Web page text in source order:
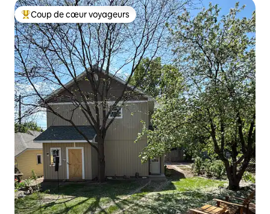
Coups de cœur voyageurs les plus appréciés
Coup de cœur voyageurs